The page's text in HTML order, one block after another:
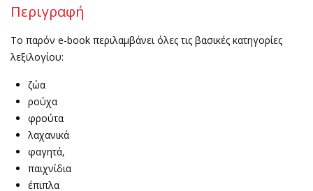
Περιγραφή
To παρόν e-book περιλαμβάνει όλες τις βασικές κατηγορίες
λεξιλογίου:
ζώα
ρούχα
φρούτα
λαχανικά
φαγητά,
παιχνίδια
έπιπλα